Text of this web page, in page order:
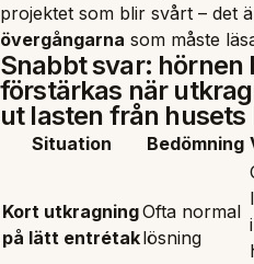
projektet som blir svårt – det
övergångarna som måste
Snabbt svar: hörnen
förstärkas när
ut lasten från husets
Situation Bedömning
Kort utkragning
på lätt entrétak
Ofta normal
lösning